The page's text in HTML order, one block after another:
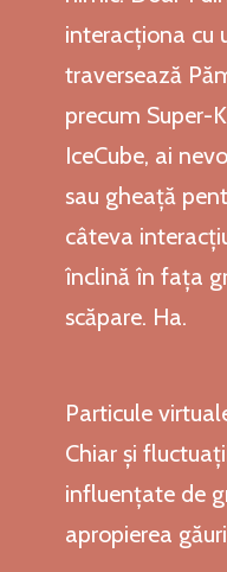
interacționa cu
traversează
precum Super-
IceCube, ai
sau gheață
câteva
înclină în fața
scăpare. Ha.
Particule
Chiar și
influențate de
apropierea